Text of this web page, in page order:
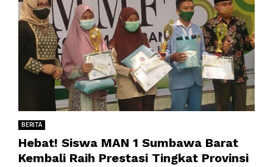
BERITA
Hebat! Siswa MAN 1 Sumbawa Barat
Kembali Raih Prestasi Tingkat Provinsi